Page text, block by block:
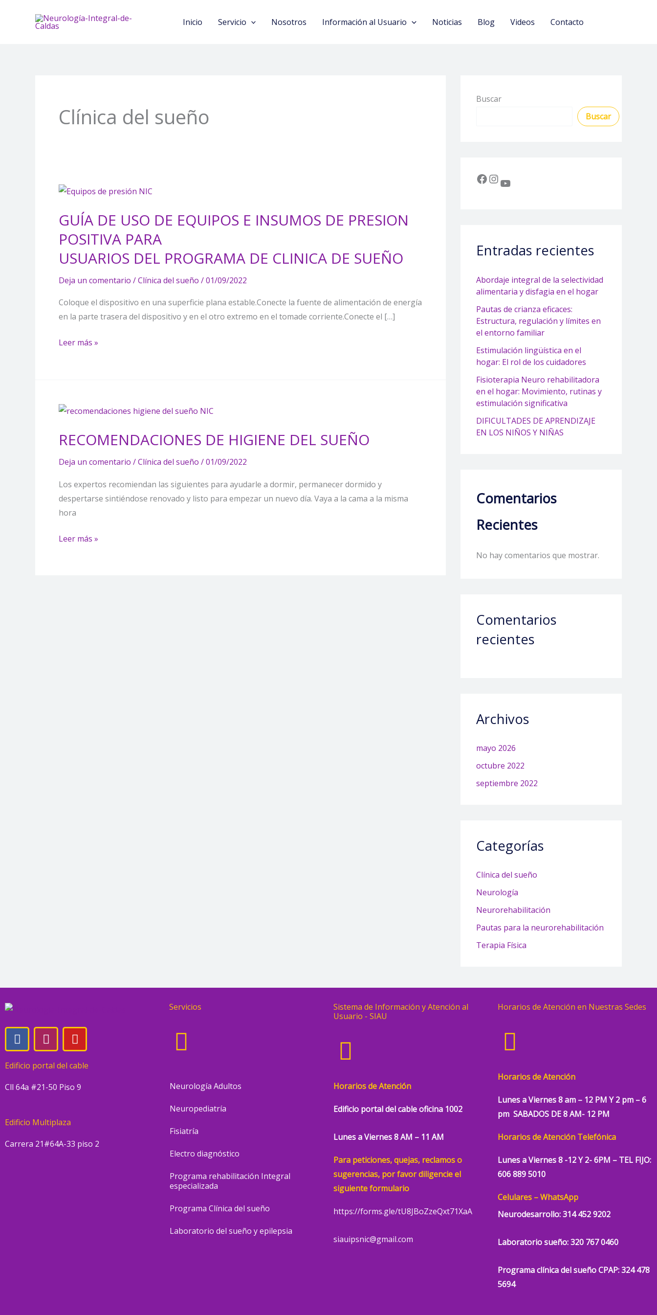
Inicio Servicio Nosotros Información al Usuario Noticias Blog Videos Contacto
Clínica del sueño
GUÍA DE USO DE EQUIPOS E INSUMOS DE PRESION
POSITIVA PARA
USUARIOS DEL PROGRAMA DE CLINICA DE SUEÑO
Deja un comentario /Clínica del sueño /01/09/2022
Coloque el dispositivo en una superficie plana estable.Conecte la fuente de alimentación de energía
en la parte trasera del dispositivo y en el otro extremo en el tomade corriente.Conecte el […]
GUÍA
USO
DE
EQUIPOS
E
INSUMOS
PRESION
POSITIVA
USUARIOS
CLINICA
DE
Leer más »
RECOMENDACIONES DE HIGIENE DEL SUEÑO
Deja un comentario /Clínica del sueño /01/09/2022
Los expertos recomiendan las siguientes para ayudarle a dormir, permanecer dormido y
despertarse sintiéndose renovado y listo para empezar un nuevo día. Vaya a la cama a la misma
hora
RECOMENDACIONES
HIGIENE
SUEÑO
Leer más »
Buscar
Buscar
Entradas recientes
Abordaje integral de la selectividad
alimentaria y disfagia en el hogar
Pautas de crianza eficaces:
Estructura, regulación y límites en
el entorno familiar
Estimulación lingüística en el
hogar: El rol de los cuidadores
Fisioterapia Neuro rehabilitadora
en el hogar: Movimiento, rutinas y
estimulación significativa
DIFICULTADES DE APRENDIZAJE
EN LOS NIÑOS Y NIÑAS
Comentarios
Recientes
No hay comentarios que mostrar.
Comentarios
recientes
Archivos
mayo 2026
octubre 2022
septiembre 2022
Categorías
Clínica del sueño
Neurología
Neurorehabilitación
Pautas para la neurorehabilitación
Terapia Física
F
a
c
e
b
o
k
I
n
s
t
a
g
a
m
Y
o
u
t
u
b
Edificio portal del cable
Cll 64a #21-50 Piso 9
Edificio Multiplaza
Carrera 21#64A-33 piso 2
Servicios
Neurología Adultos
Neuropediatría
Fisiatría
Electro diagnóstico
Programa rehabilitación Integral
especializada
Programa Clínica del sueño
Laboratorio del sueño y epilepsia
Sistema de Información y Atención al
Usuario - SIAU
Horarios de Atención
Edificio portal del cable oficina 1002
Lunes a Viernes 8 AM – 11 AM
Para peticiones, quejas, reclamos o
sugerencias, por favor diligencie el
siguiente formulario
https://forms.gle/tU8JBoZzeQxt71XaA
siauipsnic@gmail.com
Horarios de Atención en Nuestras Sedes
Horarios de Atención
Lunes a Viernes 8 am – 12 PM Y 2 pm – 6
pm SABADOS DE 8 AM- 12 PM
Horarios de Atención Telefónica
Lunes a Viernes 8 -12 Y 2- 6PM – TEL FIJO:
606 889 5010
Celulares – WhatsApp
Neurodesarrollo:314 452 9202
Laboratorio sueño:320 767 0460
Programa clínica del sueño CPAP: 324 478
5694